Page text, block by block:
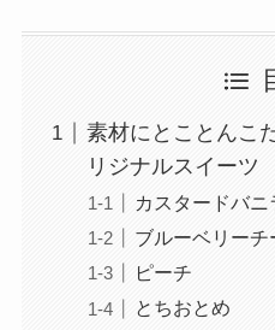
素材にとことんこ
リジナルスイーツ
カスタードバニ
ブルーベリーチ
ピーチ
とちおとめ